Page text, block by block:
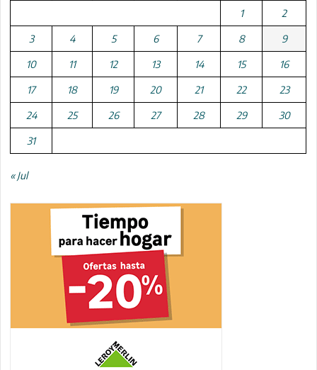
1 2
3 4 5 6 7 8 9
10 11 12 13 14 15 16
17 18 19 20 21 22 23
24 25 26 27 28 29 30
31
« Jul